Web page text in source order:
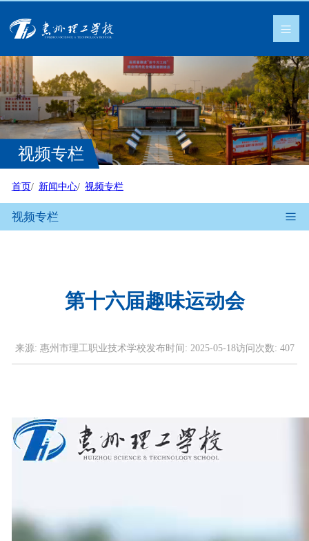
视频专栏
首页 新闻中心 视频专栏
视频专栏
第十六届趣味运动会
来源: 惠州市理工职业技术学校发布时间: 2025-05-18访问次数: 407